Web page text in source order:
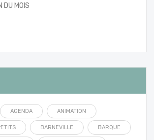
DU MOIS
AGENDA ANIMATION
BARNEVILLE BARQUE